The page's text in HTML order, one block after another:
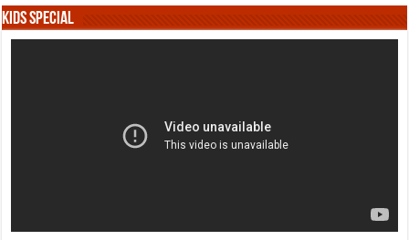
Kids Special